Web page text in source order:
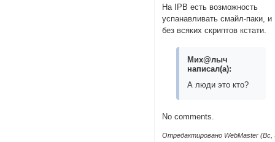
На IPB есть возможность
успанавливать смайл-паки, и
без всяких скриптов кстати.
Мих@лыч
написал(а):
А люди это кто?
No comments.
Отредактировано WebMaster (Вс,